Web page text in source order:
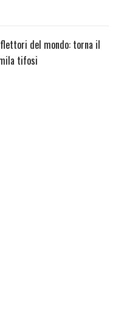
del mondo: torna il
tifosi